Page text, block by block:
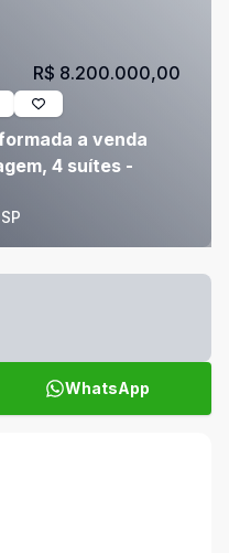
a venda
4 suítes -
R$ 8.200.000,00
WhatsApp